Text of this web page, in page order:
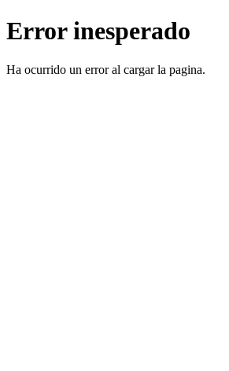
Error inesperado
Ha ocurrido un error al cargar la pagina.